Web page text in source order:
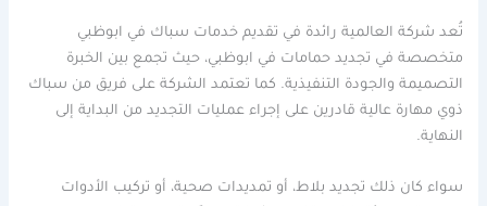
تُعد شركة العالمية رائدة في تقديم خدمات سباك في ابوظبي
متخصصة في تجديد حمامات في ابوظبي، حيث تجمع بين الخبرة
التصميمة والجودة التنفيذية. كما تعتمد الشركة على فريق من سباك
ذوي مهارة عالية قادرين على إجراء عمليات التجديد من البداية إلى
النهاية.
سواء كان ذلك تجديد بلاط، أو تمديدات صحية، أو تركيب الأدوات